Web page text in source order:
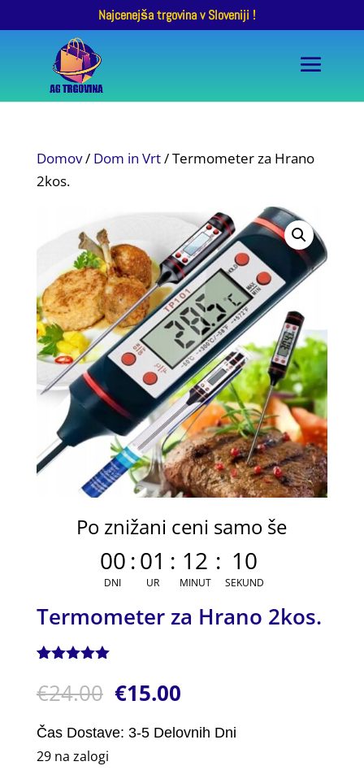
Najcenejša trgovina v Sloveniji !
Domov/ Dom in Vrt/ Termometer za Hrano
2kos.
Po znižani ceni samo še
00
DNI
:01
UR
: 12
MINUT
: 10
SEKUND
Termometer za Hrano 2kos.
5.00 od 5
na podlagi
stranke
€24.00 €15.00
Čas Dostave: 3-5 Delovnih Dni
29 na zalogi